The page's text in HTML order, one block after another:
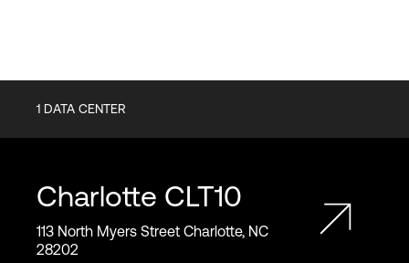
1 DATA CENTER
Charlotte CLT10
113 North Myers Street Charlotte, NC
28202